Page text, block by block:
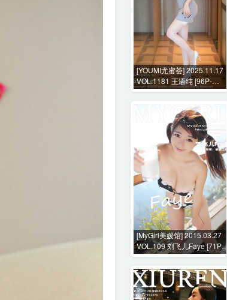
[YOUMI尤蜜荟] 2025.11.17
VOL.1181 王语纯 [96P-
715MB]
[MyGirl美媛馆] 2015.03.27
VOL.109 刘飞儿Faye [71P-
277MB]